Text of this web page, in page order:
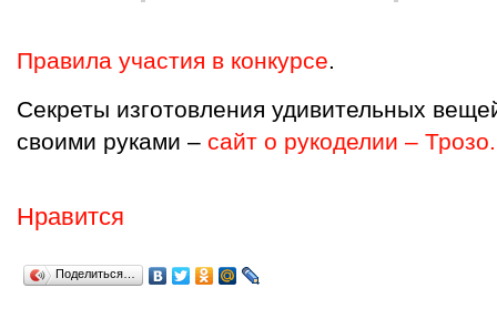
Правила участия в конкурсе.
Секреты изготовления удивительных
своими руками – сайт о рукоделии –
Нравится
Поделиться…